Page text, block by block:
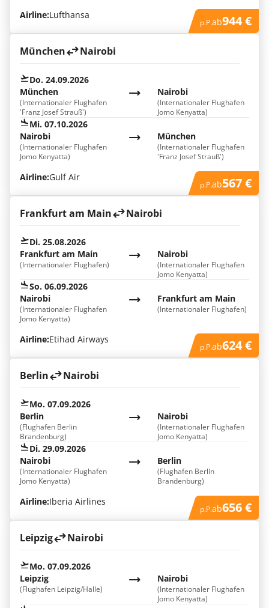
Airline:Lufthansa
p.P.ab944 €
München Nairobi
Do. 24.09.2026
München
(Internationaler Flughafen
'Franz Josef Strauß')
Nairobi
(Internationaler Flughafen
Jomo Kenyatta)
Mi. 07.10.2026
München
(Internationaler Flughafen
'Franz Josef Strauß')
Nairobi
(Internationaler Flughafen
Jomo Kenyatta)
Airline:Gulf Air
p.P.ab567 €
Frankfurt am Main Nairobi
Di. 25.08.2026
Frankfurt am Main
(Internationaler Flughafen)
Nairobi
(Internationaler Flughafen
Jomo Kenyatta)
So. 06.09.2026
Frankfurt am Main
(Internationaler Flughafen)
Nairobi
(Internationaler Flughafen
Jomo Kenyatta)
Airline:Etihad Airways
p.P.ab624 €
Berlin Nairobi
Mo. 07.09.2026
Berlin
(Flughafen Berlin
Brandenburg)
Nairobi
(Internationaler Flughafen
Jomo Kenyatta)
Di. 29.09.2026
Berlin
(Flughafen Berlin
Brandenburg)
Nairobi
(Internationaler Flughafen
Jomo Kenyatta)
Airline:Iberia Airlines
p.P.ab656 €
Leipzig Nairobi
Mo. 07.09.2026
Leipzig
(Flughafen Leipzig/Halle)
Nairobi
(Internationaler Flughafen
Jomo Kenyatta)